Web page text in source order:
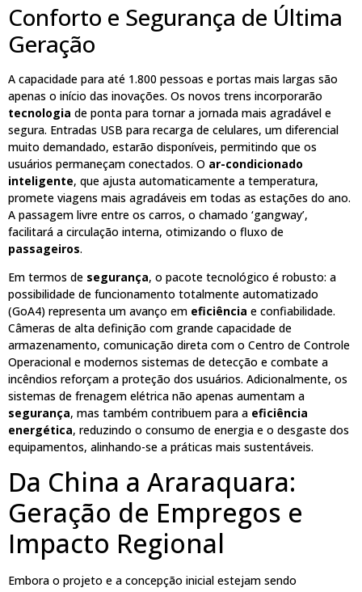
Conforto e Segurança de Última
Geração
A capacidade para até 1.800 pessoas e portas mais largas são
apenas o início das inovações. Os novos trens incorporarão
tecnologia de ponta para tornar a jornada mais agradável e
segura. Entradas USB para recarga de celulares, um diferencial
muito demandado, estarão disponíveis, permitindo que os
usuários permaneçam conectados. O ar-condicionado
inteligente, que ajusta automaticamente a temperatura,
promete viagens mais agradáveis em todas as estações do ano.
A passagem livre entre os carros, o chamado ‘gangway’,
facilitará a circulação interna, otimizando o fluxo de
passageiros.
Em termos de segurança, o pacote tecnológico é robusto: a
possibilidade de funcionamento totalmente automatizado
(GoA4) representa um avanço em eficiência e confiabilidade.
Câmeras de alta definição com grande capacidade de
armazenamento, comunicação direta com o Centro de Controle
Operacional e modernos sistemas de detecção e combate a
incêndios reforçam a proteção dos usuários. Adicionalmente, os
sistemas de frenagem elétrica não apenas aumentam a
segurança, mas também contribuem para a eficiência
energética, reduzindo o consumo de energia e o desgaste dos
equipamentos, alinhando-se a práticas mais sustentáveis.
Da China a Araraquara:
Geração de Empregos e
Impacto Regional
Embora o projeto e a concepção inicial estejam sendo